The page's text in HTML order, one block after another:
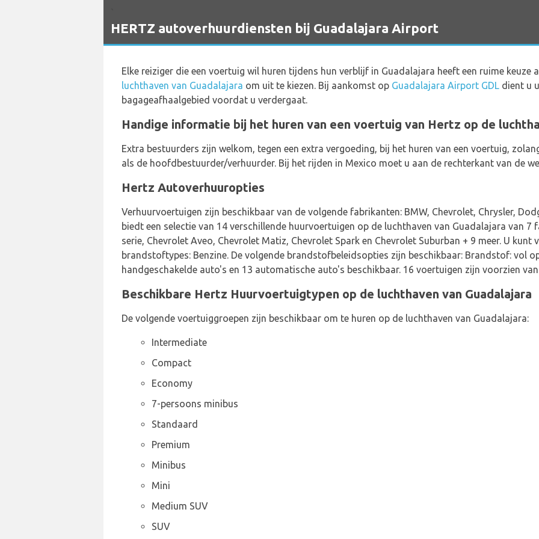
HERTZ autoverhuurdiensten bij Guadalajara Airport
Elke reiziger die een voertuig wil huren tijdens hun verblijf in Guadalajara heeft een ruime keuze
luchthaven van Guadalajara om uit te kiezen. Bij aankomst op Guadalajara Airport GDL dient u
bagageafhaalgebied voordat u verdergaat.
Handige informatie bij het huren van een voertuig van Hertz op de
Extra bestuurders zijn welkom, tegen een extra vergoeding, bij het huren van een voertuig,
als de hoofdbestuurder/verhuurder. Bij het rijden in Mexico moet u aan de rechterkant van de
Hertz Autoverhuuropties
Verhuurvoertuigen zijn beschikbaar van de volgende fabrikanten: BMW, Chevrolet, Chrysler,
biedt een selectie van 14 verschillende huurvoertuigen op de luchthaven van Guadalajara van 7
serie, Chevrolet Aveo, Chevrolet Matiz, Chevrolet Spark en Chevrolet Suburban + 9 meer. U
brandstoftypes: Benzine. De volgende brandstofbeleidsopties zijn beschikbaar: Brandstof: vol
handgeschakelde auto's en 13 automatische auto's beschikbaar. 16 voertuigen zijn voorzien
Beschikbare Hertz Huurvoertuigtypen op de luchthaven van Guadalajara
De volgende voertuiggroepen zijn beschikbaar om te huren op de luchthaven van Guadalajara:
Intermediate
Compact
Economy
7-persoons minibus
Standaard
Premium
Minibus
Mini
Medium SUV
SUV